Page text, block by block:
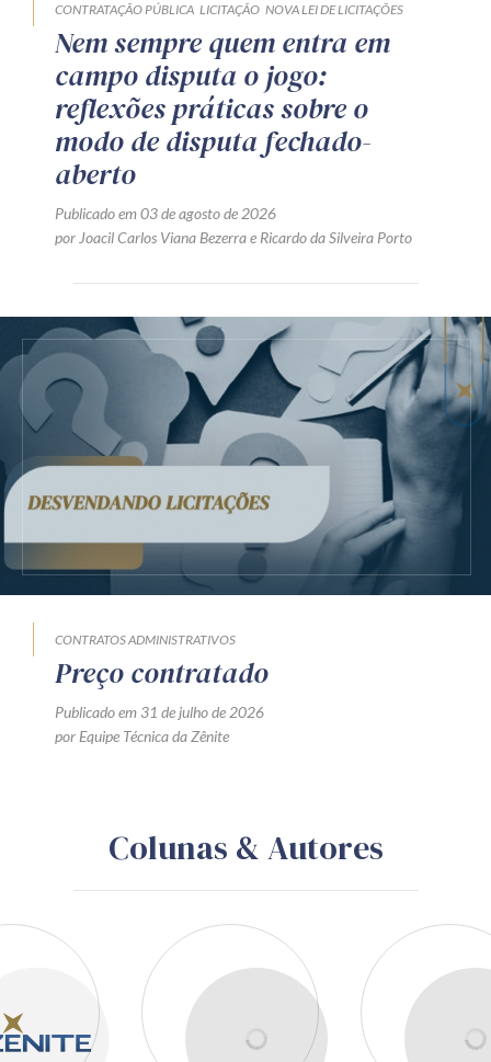
CONTRATAÇÃO PÚBLICA LICITAÇÃO NOVA LEI DE LICITAÇÕES
Nem sempre quem entra em
campo disputa o jogo:
reflexões práticas sobre o
modo de disputa fechado-
aberto
Publicado em 03 de agosto de 2026
por Joacil Carlos Viana Bezerrae Ricardo da Silveira Porto
CONTRATOS ADMINISTRATIVOS
Preço contratado
Publicado em 31 de julho de 2026
por Equipe Técnica da Zênite
Colunas & Autores